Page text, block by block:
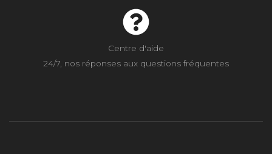
Centre d'aide
24/7, nos réponses aux questions fréquentes